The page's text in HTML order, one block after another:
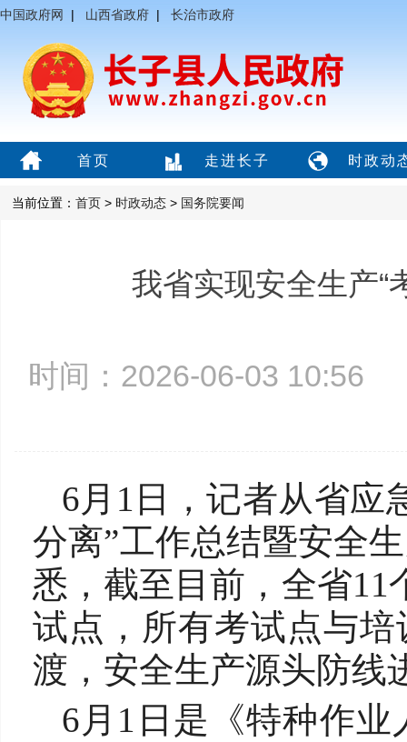
中国政府网 | 山西省政府 | 长治市政府
首页 走进长子 时政动
当前位置： 首页 > 时政动态 > 国务院要闻
我省实现安全生产“
时间：2026-06-03
6月1日，记者从省应
分离”工作总结暨安全
悉，截至目前，全省11
试点，所有考试点与
渡，安全生产源头防线
6月1日是《特种作